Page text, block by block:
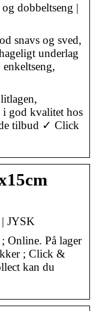
dobbeltseng |
snavs og sved,
underlag
i god kvalitet hos
tilbud ✓ Click
JYSK
Online. På lager
; Click &
kan du